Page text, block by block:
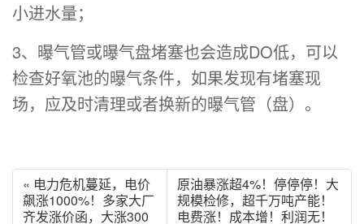
小进水量；
3、曝气管或曝气盘堵塞也会造成DO低，可以
检查好氧池的曝气条件，如果发现有堵塞现
场，应及时清理或者换新的曝气管（盘）。
« 电力危机蔓延，电价
飙涨1000%！多家大厂
齐发涨价函，大涨300
原油暴涨超4%！停停停！大
规模检修，超千万吨产能！
电费涨！成本增！利润无！